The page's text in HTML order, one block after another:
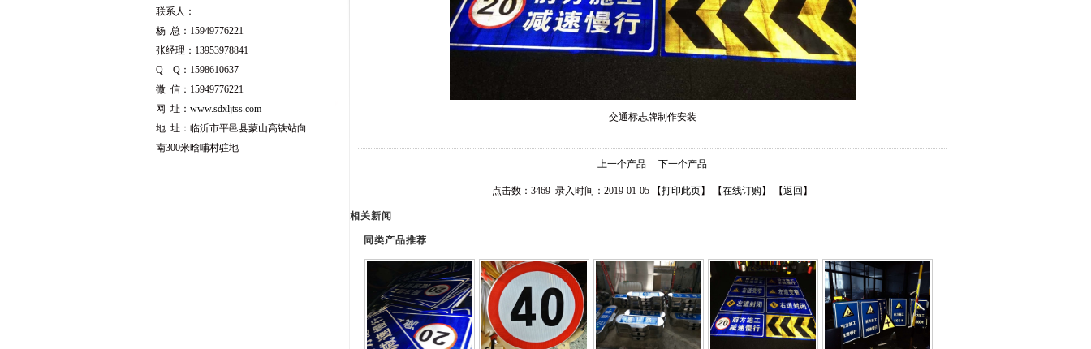
联系人：
杨 总：15949776221
张经理：13953978841
Q Q：1598610637
微 信：15949776221
网 址： www.sdxljtss.com
地 址：临沂市平邑县蒙山高铁站向
南300米晗哺村驻地
交通标志牌制作安装
上一个产品 下一个产品
点击数：3469 录入时间：2019-01-05 【打印此页】 【在线订购 】 【返回 】
相关新闻
同类产品推荐